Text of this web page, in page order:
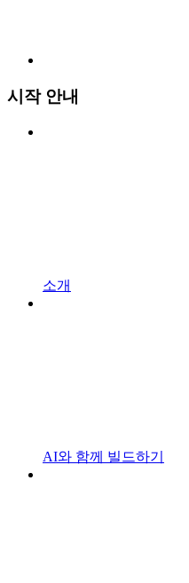
시작 안내
소개
AI와 함께 빌드하기